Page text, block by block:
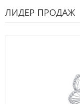
ЛИДЕР ПРОДАЖ